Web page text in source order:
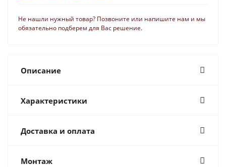
Не нашли нужный товар? Позвоните или напишите нам и мы
обязательно подберем для Вас решение.
Описание
Характеристики
Доставка и оплата
Монтаж